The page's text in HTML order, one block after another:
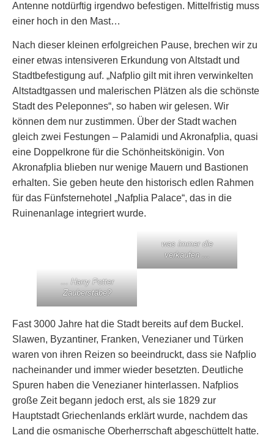
Antenne notdürftig irgendwo befestigen. Mittelfristig muss
einer hoch in den Mast…
Nach dieser kleinen erfolgreichen Pause, brechen wir zu
einer etwas intensiveren Erkundung von Altstadt und
Stadtbefestigung auf. „Nafplio gilt mit ihren verwinkelten
Altstadtgassen und malerischen Plätzen als die schönste
Stadt des Peleponnes“, so haben wir gelesen. Wir
können dem nur zustimmen. Über der Stadt wachen
gleich zwei Festungen – Palamidi und Akronafplia, quasi
eine Doppelkrone für die Schönheitskönigin. Von
Akronafplia blieben nur wenige Mauern und Bastionen
erhalten. Sie geben heute den historisch edlen Rahmen
für das Fünfsternehotel „Nafplia Palace“, das in die
Ruinenanlage integriert wurde.
was immer die
verkaufen …
… Harry Potter
Zauberstäbe?
Fast 3000 Jahre hat die Stadt bereits auf dem Buckel.
Slawen, Byzantiner, Franken, Venezianer und Türken
waren von ihren Reizen so beeindruckt, dass sie Nafplio
nacheinander und immer wieder besetzten. Deutliche
Spuren haben die Venezianer hinterlassen. Nafplios
große Zeit begann jedoch erst, als sie 1829 zur
Hauptstadt Griechenlands erklärt wurde, nachdem das
Land die osmanische Oberherrschaft abgeschüttelt hatte.